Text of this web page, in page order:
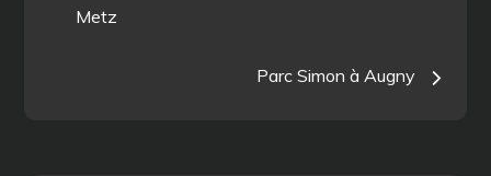
deMetz
Parc Simon à Augny